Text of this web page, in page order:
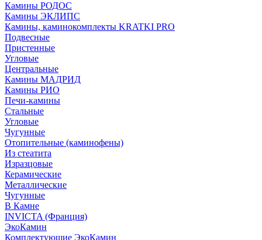
Камины РОДОС
Камины ЭКЛИПС
Камины, каминокомплекты KRATKI PRO
Подвесные
Пристенные
Угловые
Центральные
Камины МАДРИД
Камины РИО
Печи-камины
Стальные
Угловые
Чугунные
Отопительные (каминофены)
Из стеатита
Изразцовые
Керамические
Металлические
Чугунные
В Камне
INVICTA (Франция)
ЭкоКамин
Комплектующие ЭкоКамин